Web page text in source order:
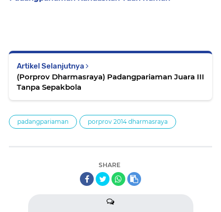
Artikel Selanjutnya
(Porprov Dharmasraya) Padangpariaman Juara III
Tanpa Sepakbola
padangpariaman porprov 2014 dharmasraya
SHARE